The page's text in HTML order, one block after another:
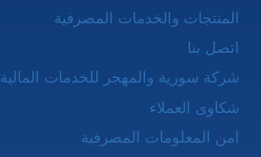
المنتجات والخدمات المصرفية
اتصل بنا
شركة سورية والمهجر للخدمات المالية
شكاوى العملاء
امن المعلومات المصرفية